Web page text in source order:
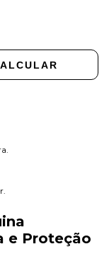
e Proteção